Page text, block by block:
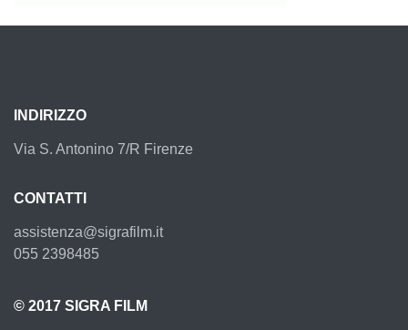
INDIRIZZO
Via S. Antonino 7/R Firenze
CONTATTI
assistenza@sigrafilm.it
055 2398485
© 2017 SIGRA FILM